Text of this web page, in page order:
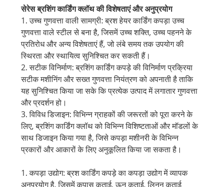
सेरेस ब्रशिंग कार्डिंग क्लॉथ की विशेषताएं और अनुप्रयोग
1. उच्च गुणवत्ता वाली सामग्री: ब्रश हेयर कार्डिंग कपड़ा उच्च
गुणवत्ता वाले स्टील से बना है, जिसमें उच्च शक्ति, उच्च पहनने के
प्रतिरोध और अन्य विशेषताएं हैं, जो लंबे समय तक उपयोग की
स्थिरता और स्थायित्व सुनिश्चित कर सकती हैं।
2. सटीक विनिर्माण: ब्रशिंग कार्डिंग कपड़े की विनिर्माण प्रक्रिया
सटीक मशीनिंग और सख्त गुणवत्ता नियंत्रण को अपनाती है ताकि
यह सुनिश्चित किया जा सके कि प्रत्येक उत्पाद में लगातार गुणवत्ता
और प्रदर्शन हो।
3. विविध डिजाइन: विभिन्न ग्राहकों की जरूरतों को पूरा करने के
लिए, ब्रशिंग कार्डिंग क्लॉथ को विभिन्न विशिष्टताओं और मॉडलों के
साथ डिजाइन किया गया है, जिसे कपड़ा मशीनरी के विभिन्न
प्रकारों और आकारों के लिए अनुकूलित किया जा सकता है।
1. कपड़ा उद्योग: ब्रश कार्डिंग कपड़े का कपड़ा उद्योग में व्यापक
अनुप्रयोग है, जिसमें कपास कताई, ऊन कताई, लिनन कताई